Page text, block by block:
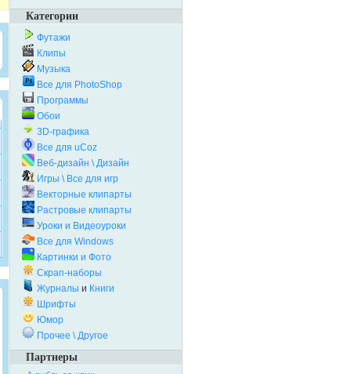
Категории
Футажи
Клипы
Музыка
Все для PhotoShop
Программы
Обои
3D-графика
Все для uCoz
Веб-дизайн \ Дизайн
Игры \ Все для игр
Векторные клипарты
Растровые клипарты
Уроки и Видеоуроки
Все для Windows
Картинки и Фото
Скрап-наборы
Журналы и Книги
Шрифты
Юмор
Прочее \ Другое
Партнеры